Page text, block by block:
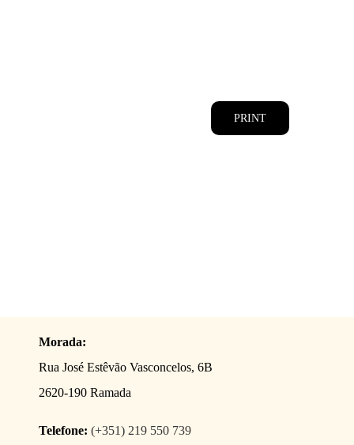
PRINT
Morada:
Rua José Estêvão Vasconcelos, 6B
2620-190 Ramada
Telefone: (+351) 219 550 739